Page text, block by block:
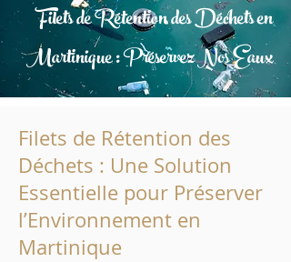
Filets de Rétention des Déchets en
Martinique : Préservez Nos Eaux
Filets de Rétention des
Déchets : Une Solution
Essentielle pour Préserver
l’Environnement en
Martinique